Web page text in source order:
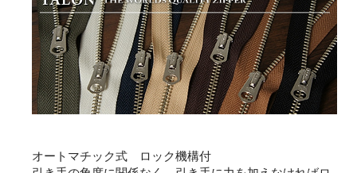
オートマチック式 ロック機構付